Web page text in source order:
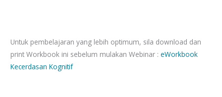
Untuk pembelajaran yang lebih optimum, sila download dan
print Workbook ini sebelum mulakan Webinar : eWorkbook
Kecerdasan Kognitif